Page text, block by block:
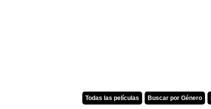
Todas las películas Buscar por Género